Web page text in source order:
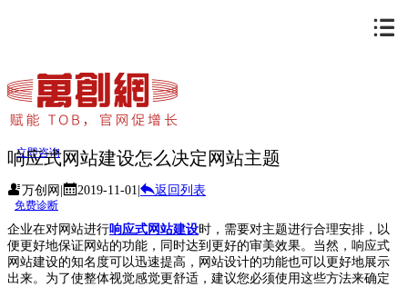
立即咨询
免费诊断
响应式网站建设怎么决定网站主题
万创网 2019-11-01 返回列表
企业在对网站进行响应式网站建设时，需要对主题进行合理安排，以
便更好地保证网站的功能，同时达到更好的审美效果。当然，响应式
网站建设的知名度可以迅速提高，网站设计的功能也可以更好地展示
出来。为了使整体视觉感觉更舒适，建议您必须使用这些方法来确定